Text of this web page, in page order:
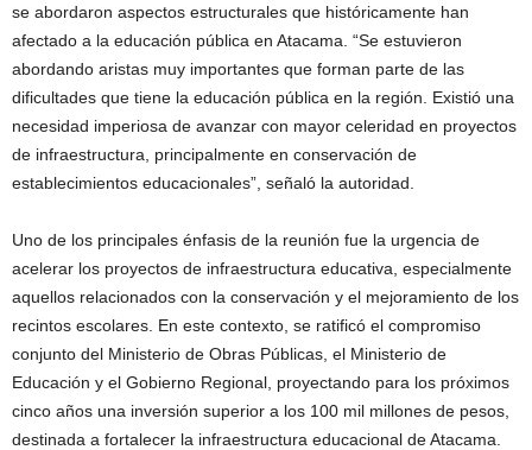
se abordaron aspectos estructurales que históricamente han
afectado a la educación pública en Atacama. “Se estuvieron
abordando aristas muy importantes que forman parte de las
dificultades que tiene la educación pública en la región. Existió una
necesidad imperiosa de avanzar con mayor celeridad en proyectos
de infraestructura, principalmente en conservación de
establecimientos educacionales”, señaló la autoridad.
Uno de los principales énfasis de la reunión fue la urgencia de
acelerar los proyectos de infraestructura educativa, especialmente
aquellos relacionados con la conservación y el mejoramiento de los
recintos escolares. En este contexto, se ratificó el compromiso
conjunto del Ministerio de Obras Públicas, el Ministerio de
Educación y el Gobierno Regional, proyectando para los próximos
cinco años una inversión superior a los 100 mil millones de pesos,
destinada a fortalecer la infraestructura educacional de Atacama.